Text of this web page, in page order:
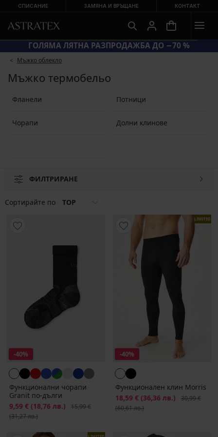
СПИСАНИЕ ЗАМЯНА И ВРЪЩАНЕ КОНТАКТ
= ЕКСТРА −20 % НА НАМАЛЕНИ БАНСКИ
Мъжко облекло
Мъжко термобельо
Фланели Потници
Чорапи Долни клинове
ФИЛТРИРАНЕ
Сортирайте по TOP
-40%
Функционални чорапи
Granit по-дълги
Намаление
9,59 € (18,76 лв.) Първоначална цена
15,99 €
(31,27 лв.)
LIMITED
-40%
Функционален клин Morris
Намаление
18,59 € (36,36 лв.)
30,99 €
(60,61 лв.)